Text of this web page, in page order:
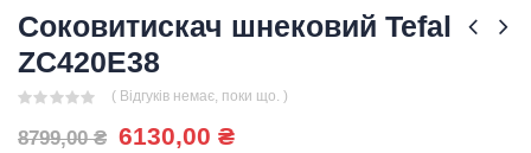
Соковитискач шнековий Tefal
ZC420E38
( Відгуків немає, поки що. )
8799,00₴ Оригінальна
6130,00 ₴Поточна